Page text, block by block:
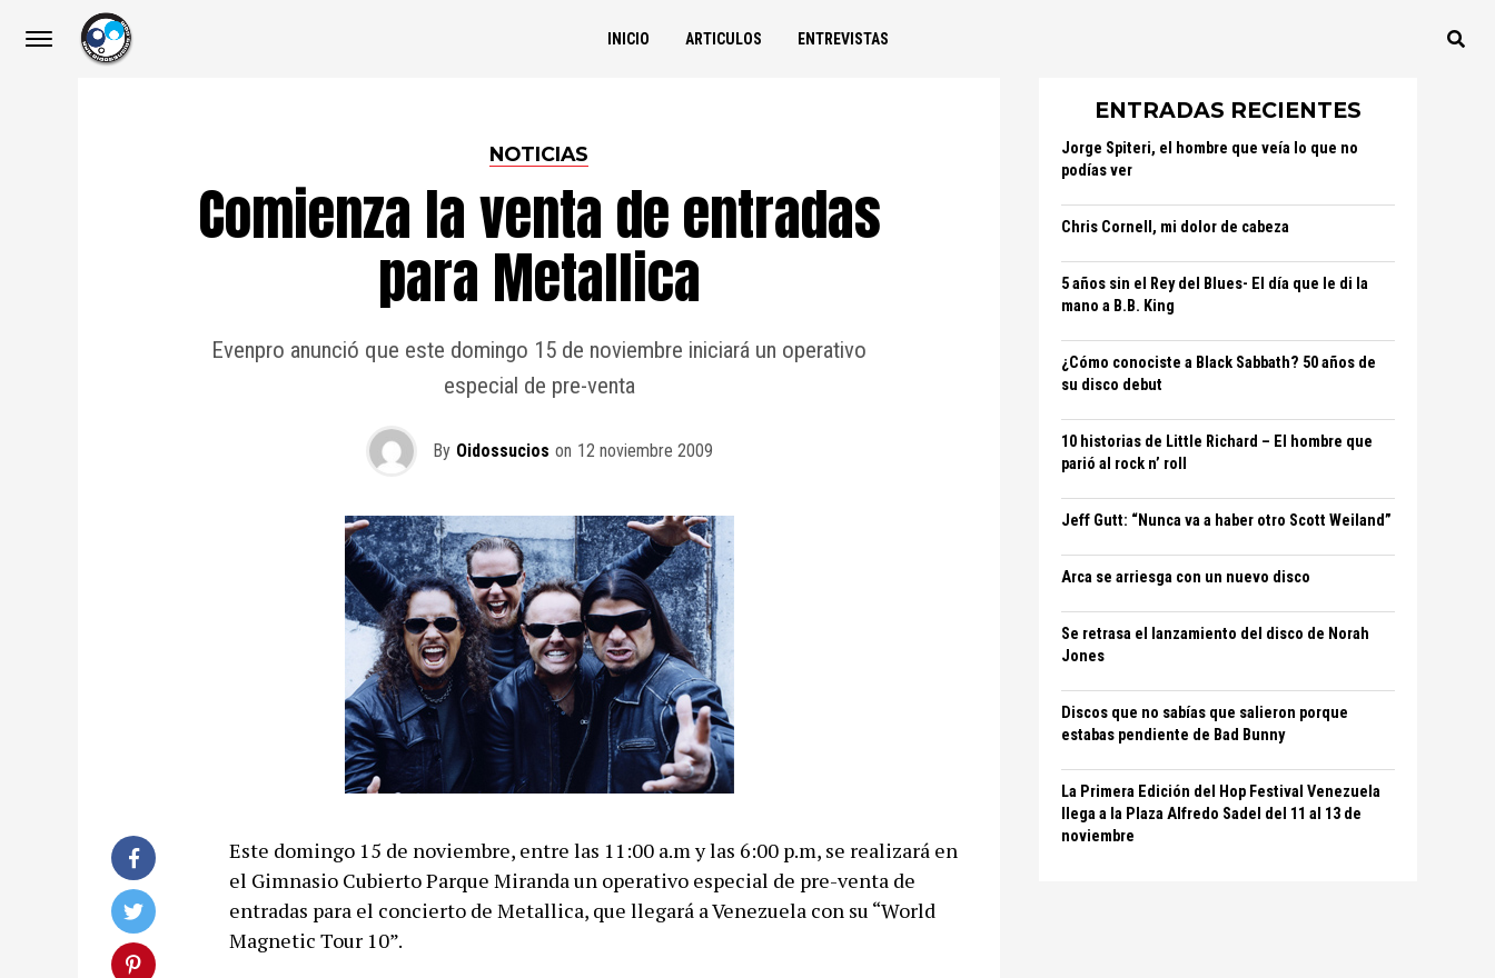
INICIO ARTICULOS ENTREVISTAS
NOTICIAS
Comienza la venta de entradas
para Metallica
Evenpro anunció que este domingo 15 de noviembre iniciará un operativo
especial de pre-venta
By Oidossucios on 12 noviembre 2009
Este domingo 15 de noviembre, entre las 11:00 a.m y las 6:00 p.m, se realizará en
el Gimnasio Cubierto Parque Miranda un operativo especial de pre-venta de
entradas para el concierto de Metallica, que llegará a Venezuela con su “World
Magnetic Tour 10”.
ENTRADAS RECIENTES
Jorge Spiteri, el hombre que veía lo que no
podías ver
Chris Cornell, mi dolor de cabeza
5 años sin el Rey del Blues- El día que le di la
mano a B.B. King
¿Cómo conociste a Black Sabbath? 50 años de
su disco debut
10 historias de Little Richard – El hombre que
parió al rock n’ roll
Jeff Gutt: “Nunca va a haber otro Scott Weiland”
Arca se arriesga con un nuevo disco
Se retrasa el lanzamiento del disco de Norah
Jones
Discos que no sabías que salieron porque
estabas pendiente de Bad Bunny
La Primera Edición del Hop Festival Venezuela
llega a la Plaza Alfredo Sadel del 11 al 13 de
noviembre